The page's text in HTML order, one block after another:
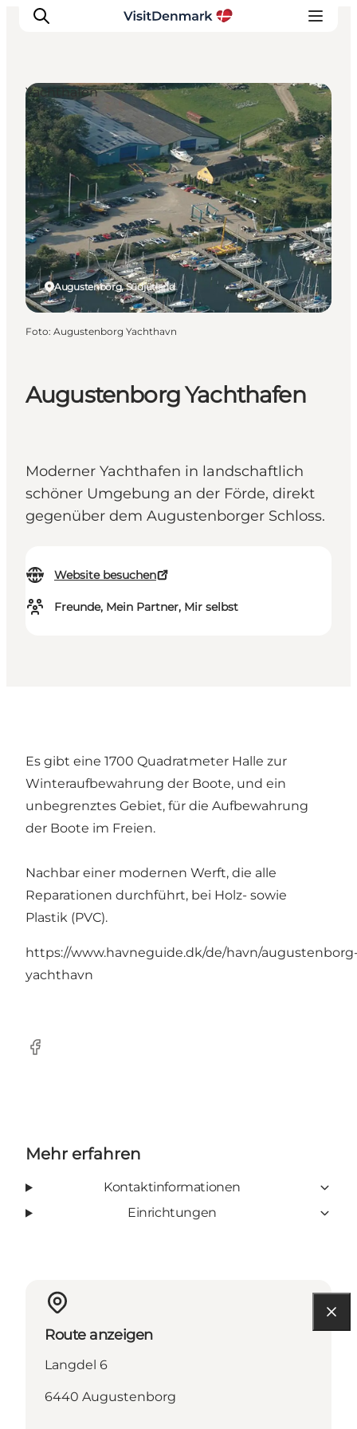
Inspiration
Regionen
Erlebnisse
Unterkünfte
Reiseplanung
Augustenborg Yachthafen
Moderner Yachthafen in landschaftlich
schöner Umgebung an der Förde, direkt
gegenüber dem Augustenborger Schloss.
Website besuchen
Freunde, Mein Partner, Mir selbst
Augustenborg, Südjütland
Yachthafen
Foto: Augustenborg Yachthavn
Es gibt eine 1700 Quadratmeter Halle zur
Winteraufbewahrung der Boote, und ein
unbegrenztes Gebiet, für die Aufbewahrung
der Boote im Freien.
Nachbar einer modernen Werft, die alle
Reparationen durchführt, bei Holz- sowie
Plastik (PVC).
https://www.havneguide.dk/de/havn/
yachthavn
Facebook
Mehr erfahren
Kontaktinformationen
Einrichtungen
Route anzeigen
Langdel 6
6440 Augustenborg